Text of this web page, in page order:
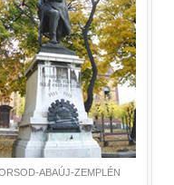
ABAÚJ-ZEMPLÉN